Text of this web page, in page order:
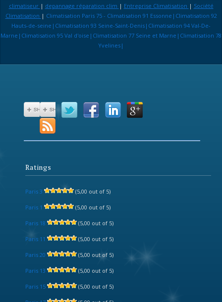
climatiseur | depannage réparation clim | Entreprise Climatisation | Société
Climatisation | Climatisation Paris 75 - Climatisation 91 Essonne|Climatisation 92
Hauts-de-seine|Climatisation 93 Seine-Saint-Denis|Climatisation 94 Val-De-
Marne|Climatisation 95 Val d'oise|Climatisation 77 Seine et Marne|Climatisation 78
Yvelines|
Ratings
Paris 3 (5,00 out of 5)
Paris 1 (5,00 out of 5)
Paris 18 (5,00 out of 5)
Paris 11 (5,00 out of 5)
Paris 20 (5,00 out of 5)
Paris 13 (5,00 out of 5)
Paris 15 (5,00 out of 5)